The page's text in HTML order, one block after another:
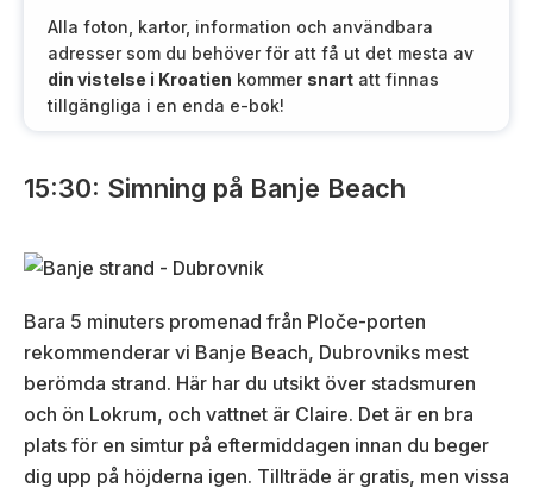
Alla foton, kartor, information och användbara
adresser som du behöver för att få ut det mesta av
din vistelse i Kroatien kommer snart att finnas
tillgängliga i en enda e-bok!
15:30: Simning på Banje Beach
Bara 5 minuters promenad från Ploče-porten
rekommenderar vi Banje Beach, Dubrovniks mest
berömda strand. Här har du utsikt över stadsmuren
och ön Lokrum, och vattnet är Claire. Det är en bra
plats för en simtur på eftermiddagen innan du beger
dig upp på höjderna igen. Tillträde är gratis, men vissa